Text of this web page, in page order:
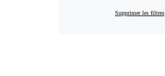
Supprimer les filtres